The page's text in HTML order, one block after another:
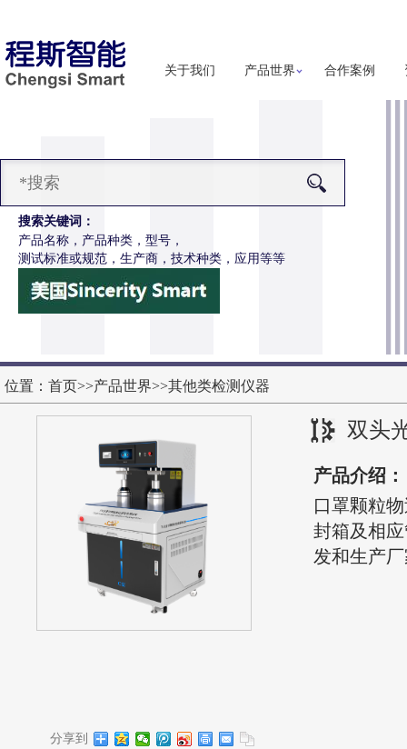
关于我们 产品世界 合作案例
搜索关键词：
产品名称，产品种类，型号，
测试标准或规范，生产商，技术种类，应用等等
高配款噬菌体穿透抗渗透测试仪
位置： 首页>>产品世界>>其他类检测仪器
双头
分享到
产品介绍：
口罩颗粒
封箱及相
发和生产